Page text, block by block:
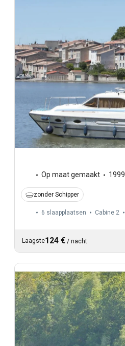
Op maat gemaakt 1999
zonder Schipper
6 slaapplaatsen Cabine 2
Laagste124 € / nacht